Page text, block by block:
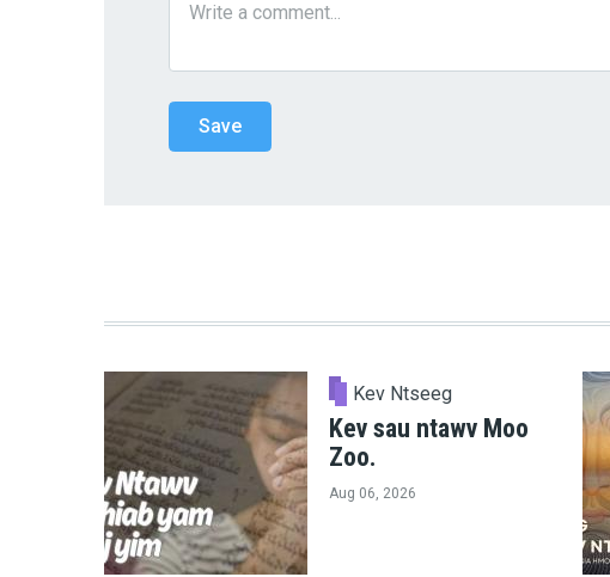
Kev Ntseeg
Kev sau ntawv Moo
Zoo.
Aug 06, 2026